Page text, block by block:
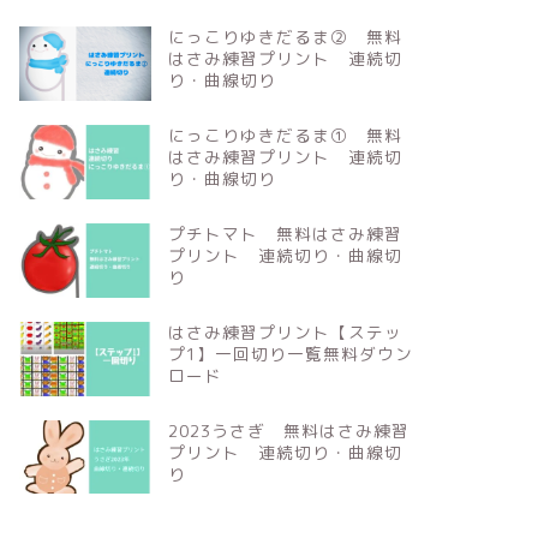
にっこりゆきだるま② 無料
はさみ練習プリント 連続切
り・曲線切り
にっこりゆきだるま① 無料
はさみ練習プリント 連続切
り・曲線切り
プチトマト 無料はさみ練習
プリント 連続切り・曲線切
り
はさみ練習プリント【ステッ
プ1】一回切り一覧無料ダウン
ロード
2023うさぎ 無料はさみ練習
プリント 連続切り・曲線切
り